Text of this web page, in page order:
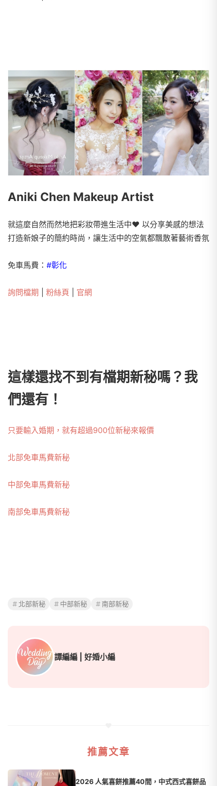
Aniki Chen Makeup Artist
就這麼自然而然地把彩妝帶進生活中♥ 以分享美感的想法
打造新娘子的簡約時尚，讓生活中的空氣都飄散著藝術香氛
免車馬費： #彰化
詢問檔期 粉絲頁 官網
這樣還找不到有檔期新秘嗎？我
們還有！
只要輸入婚期，就有超過900位新秘來報價
北部免車馬費新秘
中部免車馬費新秘
南部免車馬費新秘
北部新秘 中部新秘 南部新秘
譚編編 | 好婚小編
推薦文章
2026 人氣喜餅推薦40間，中式西式喜餅品